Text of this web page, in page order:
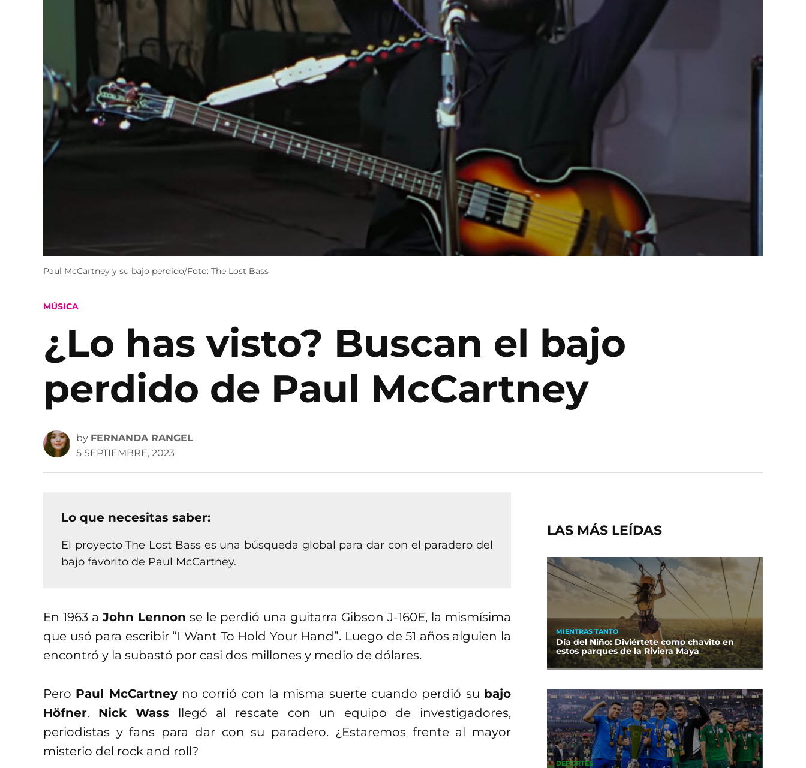
Paul McCartney y su bajo perdido/Foto: The Lost Bass
POSTED
MÚSICA
¿Lo has visto? Buscan el bajo
perdido de Paul McCartney
by FERNANDA RANGEL
5 SEPTIEMBRE, 2023
Lo que necesitas saber:
El proyecto The Lost Bass es una búsqueda global para dar con el paradero del
bajo favorito de Paul McCartney.
En 1963 a John Lennon se le perdió una guitarra Gibson J-160E, la mismísima
que usó para escribir “I Want To Hold Your Hand”. Luego de 51 años alguien la
encontró y la subastó por casi dos millones y medio de dólares.
Pero Paul McCartneyno corrió con la misma suerte cuando perdió su bajo
Höfner. Nick Wass llegó al rescate con un equipo de investigadores,
periodistas y fans para dar con su paradero. ¿Estaremos frente al mayor
misterio del rock and roll?
LAS MÁS LEÍDAS
MIENTRAS TANTO
Día del Niño: Diviértete como chavito en
estos parques de la Riviera Maya
DEPORTES